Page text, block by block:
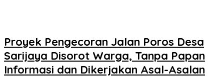
Proyek Pengecoran Jalan Poros Desa
Sarijaya Disorot Warga, Tanpa Papan
Informasi dan Dikerjakan Asal-Asalan